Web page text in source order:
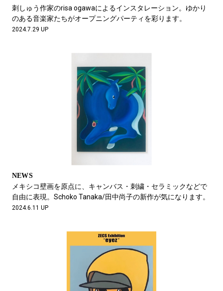
刺しゅう作家のrisa ogawaによるインスタレーション。ゆかり
のある音楽家たちがオープニングパーティを彩ります。
2024.7.29 UP
NEWS
メキシコ壁画を原点に、キャンバス・刺繍・セラミックなどで
自由に表現。Schoko Tanaka/田中尚子の新作が気になります。
2024.6.11 UP